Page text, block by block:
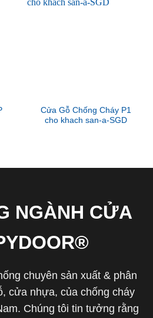
Cửa Gỗ Chống Cháy P1
cho khach san-a-SGD
NGÀNH CỬA
chuyên sản xuất & phân
cửa nhựa, của chống cháy
Chúng tôi tin tưởng rằng